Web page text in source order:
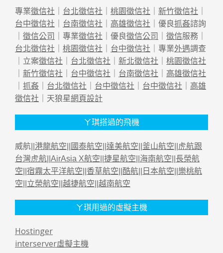
專業徵信社 ｜ 台北徵信社 ｜ 桃園徵信社 ｜ 新竹徵信社 ｜
台中徵信社 ｜ 台南徵信社 ｜ 高雄徵信社 ｜優良抓姦諮詢
｜ 徵信公司 ｜專業徵信社 ｜優良徵信公司 ｜ 徵信服務｜
台北徵信社 ｜ 桃園徵信社 ｜ 台中徵信社 ｜專業外遇調查
｜立案徵信社 ｜ 台北徵信社 ｜ 新北徵信社 ｜ 桃園徵信社
｜ 新竹徵信社 ｜ 台中徵信社 ｜ 台南徵信社 ｜ 高雄徵信社
｜ 抓姦 ｜ 台北徵信社 ｜ 台中徵信社 ｜ 台中徵信社 ｜ 高雄
徵信社 ｜天狼星網頁設計
ㄚ琪搭過的飛機
威航|| 港龍航空 國泰航空 達美航空 釜山航空
虎航跟
台灣虎航 AirAsia X航空 捷星航空 海南航空 長榮航
空 宿霧太平洋航空 香草航空 酷航 日本航空 樂桃航
空 立榮航空 越捷航空 越南航空
ㄚ琪用過的虛擬主機
Hostinger
interserver虛擬主機